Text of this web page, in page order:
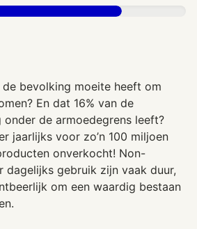
de bevolking moeite heeft om
En dat 16% van de
onder de armoedegrens leeft?
jaarlijks voor zo’n 100 miljoen
onverkocht! Non-
gebruik zijn vaak duur,
om een waardig bestaan